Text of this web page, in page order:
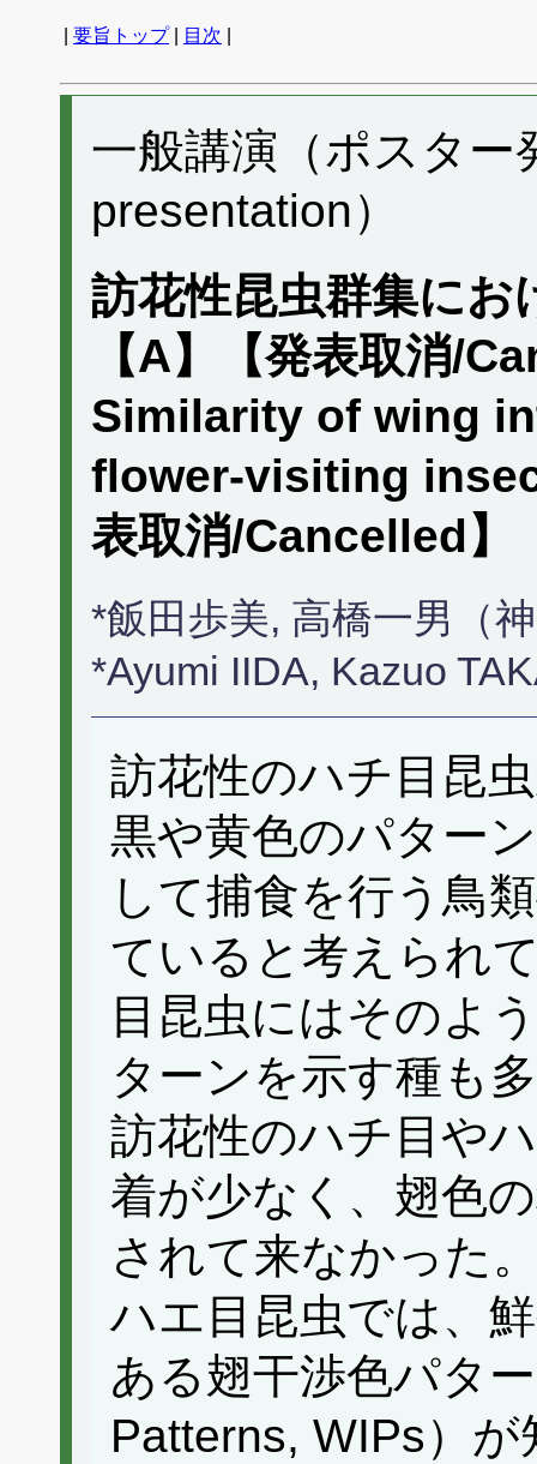
要旨トップ| 目次
一般講演（ポスタ
presentation）
訪花性昆虫群集にお
【A】【発表取消/
Similarity of wing
flower-visiting
表取消/Cancelled】
*飯田歩美, 高橋一男（
*Ayumi IIDA, Kazuo
訪花性のハチ目昆
黒や黄色のパター
して捕食を行う鳥
ていると考えられ
目昆虫にはそのよ
ターンを示す種も
訪花性のハチ目や
着が少なく、翅色
されて来なかった
ハエ目昆虫では、
ある翅干渉色パタ
Patterns, WIPs）